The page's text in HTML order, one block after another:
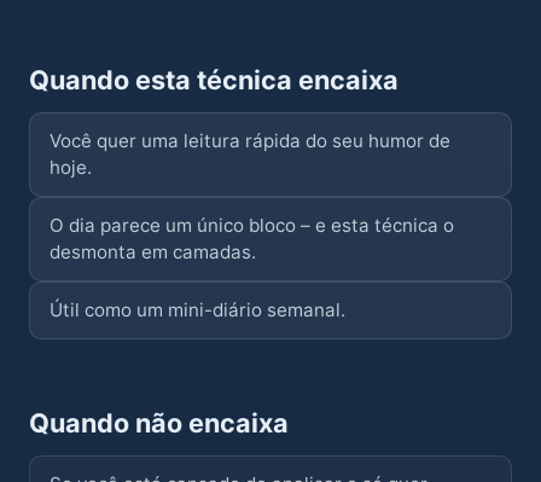
Quando esta técnica encaixa
Você quer uma leitura rápida do seu humor de
hoje.
O dia parece um único bloco – e esta técnica o
desmonta em camadas.
Útil como um mini-diário semanal.
Quando não encaixa